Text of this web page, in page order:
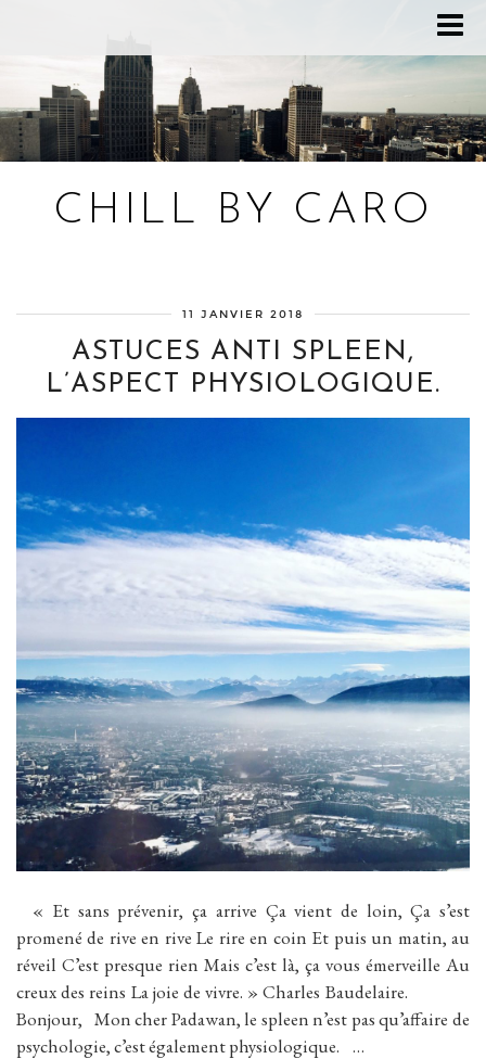
CHILL BY CARO
11 JANVIER 2018
ASTUCES ANTI SPLEEN,
L’ASPECT PHYSIOLOGIQUE.
« Et sans prévenir, ça arrive Ça vient de loin, Ça s’est
promené de rive en rive Le rire en coin Et puis un matin, au
réveil C’est presque rien Mais c’est là, ça vous émerveille Au
creux des reins La joie de vivre. » Charles Baudelaire.
Bonjour, Mon cher Padawan, le spleen n’est pas qu’affaire de
psychologie, c’est également physiologique. …